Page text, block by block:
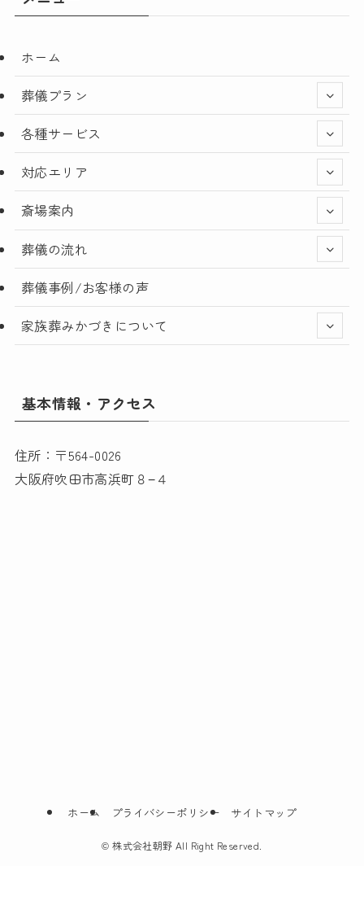
ホーム
葬儀プラン
各種サービス
対応エリア
斎場案内
葬儀の流れ
葬儀事例/お客様の声
家族葬みかづきについて
基本情報・アクセス
住所：〒564-0026
大阪府吹田市高浜町８−４
ホーム プライバシーポリシー サイトマップ
© 株式会社朝野 All Right Reserved.